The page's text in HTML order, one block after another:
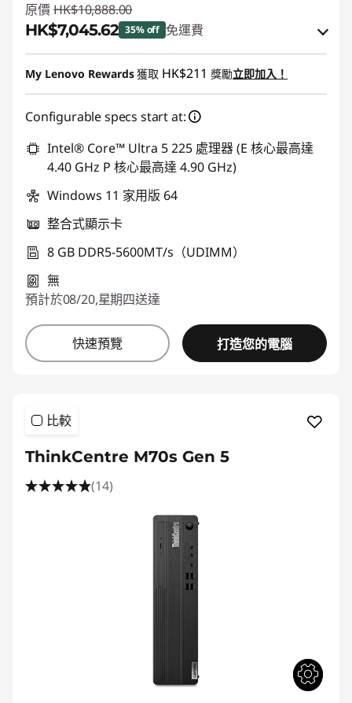
原價 HK$10,888.00
HK$7,045.62 35% off 免運費
即省 :-HK$2,757.93
eCoupon Savings :-HK$3,842.38
*Savings cannot be combined
My Lenovo Rewards獲取 HK$211 獎勵立即加入！
Configurable specs start at:
Intel® Core™ Ultra 5 225 處理器 (E 核心最高達
4.40 GHz P 核心最高達 4.90 GHz)
Windows 11 家用版 64
整合式顯示卡
8 GB DDR5-5600MT/s（UDIMM）
無
預計於08/20,星期四送達
快速預覽 打造您的電腦
比較
ThinkCentre M70s Gen 5
(14)